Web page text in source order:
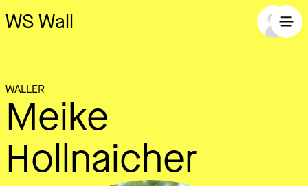
WS Wall
WALLER
Meike
Hollnaicher